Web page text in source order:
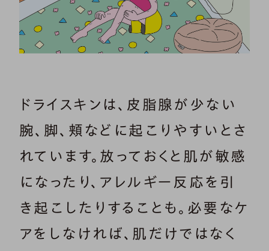
ドライスキンは、皮脂腺が少ない
腕、脚、頬などに起こりやすいとさ
れています。放っておくと肌が敏感
になったり、アレルギー反応を引
き起こしたりすることも。必要なケ
アをしなければ、肌だけではなく